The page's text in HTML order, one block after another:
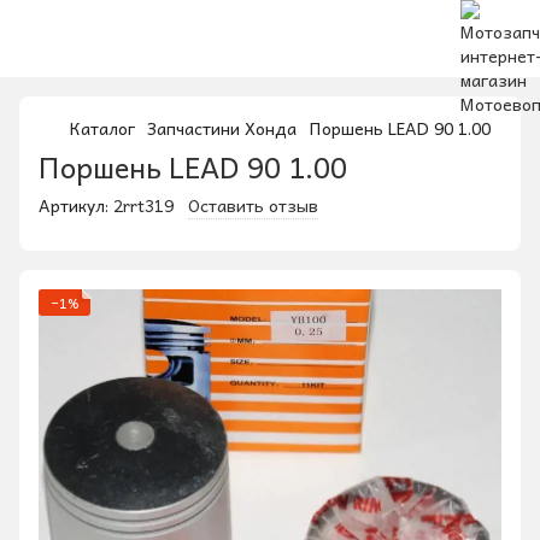
Каталог Запчастини Хонда Поршень LEAD 90 1.00
Поршень LEAD 90 1.00
Артикул: 2rrt319 Оставить отзыв
−1%